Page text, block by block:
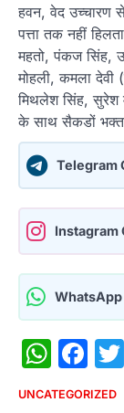
हवन, वेद उच्चारण
पत्ता तक नहीं
महतो, पंकज सिंह,
मोहली, कमला देवी
मिथलेश सिंह, सुरेश
के साथ सैकडों
Telegram
Instagram
UNCATEGORIZED